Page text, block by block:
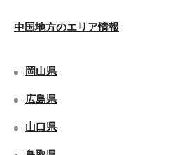
中国地方のエリア情報
岡山県
広島県
山口県